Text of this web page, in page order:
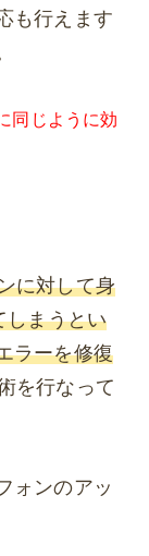
も行えます
同じように効
に対して身
しまうとい
ラーを修復
を行なって
ォンのアッ